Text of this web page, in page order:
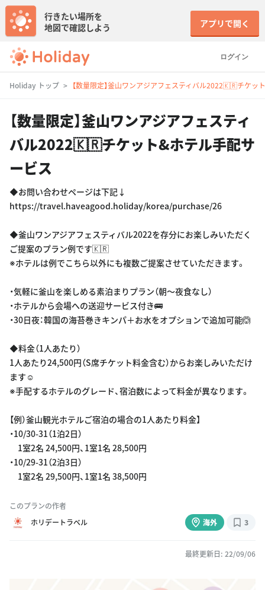
ログイン
行きたい場所を
地図で確認しよう
アプリで開く
Holiday トップ 【数量限定】釜山ワンアジアフェスティバル2022🇰🇷チケッ
【数量限定】釜山ワンアジアフェスティ
バル2022🇰🇷チケット&ホテル手配サ
ービス
◆お問い合わせページは下記↓
https://travel.haveagood.holiday/korea/purchase/26
◆釜山ワンアジアフェスティバル2022を存分にお楽しみいただく
ご提案のプラン例です🇰🇷
※ホテルは例でこちら以外にも複数ご提案させていただきます。
・気軽に釜山を楽しめる素泊まりプラン（朝〜夜食なし）
・ホテルから会場への送迎サービス付き🚌
・30日夜：韓国の海苔巻きキンパ＋お水をオプションで追加可能🙆
◆料金（1人あたり）
1人あたり24,500円（S席チケット料金含む）からお楽しみいただけ
ます☺️
※手配するホテルのグレード、宿泊数によって料金が異なります。
【例）釜山観光ホテルご宿泊の場合の1人あたり料金】
・10/30-31（1泊2日）
1室2名 24,500円、1室1名 28,500円
・10/29-31（2泊3日）
1室2名 29,500円、1室1名 38,500円
このプランの作者
ホリデートラベル
海外 3
最終更新日: 22/09/06